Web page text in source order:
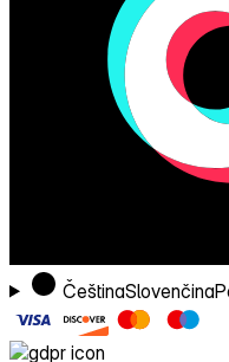
ČeštinaSlovenčina